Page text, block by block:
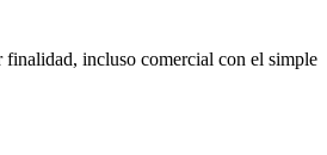
finalidad, incluso comercial con el simple